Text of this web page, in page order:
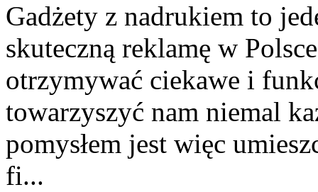
Gadżety z nadrukiem to
skuteczną reklamę w
otrzymywać ciekawe i
towarzyszyć nam niemal
pomysłem jest więc
fi...